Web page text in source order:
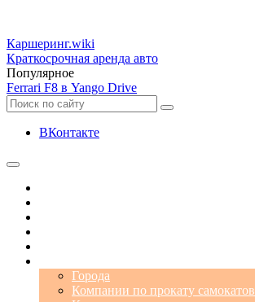
Каршеринг.wiki
Краткосрочная аренда авто
Популярное
Ferrari F8 в Yango Drive
ВКонтакте
Города
Компании по прокату самокатов